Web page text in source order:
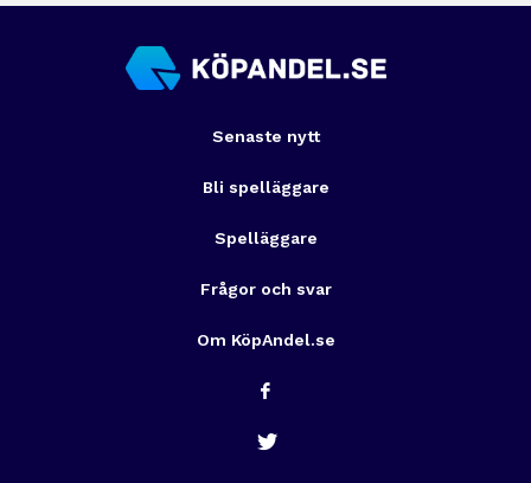
Senaste nytt
Bli spelläggare
Spelläggare
Frågor och svar
Om KöpAndel.se